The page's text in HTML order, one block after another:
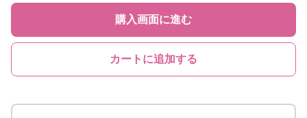
購入画面に進む
カートに追加する